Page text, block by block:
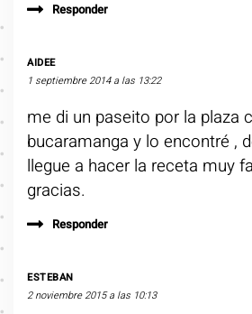
Responder
AIDEE
1 septiembre 2014 a las 13:22
me di un paseito por la plaza
bucaramanga y lo encontré ,
llegue a hacer la receta muy
gracias.
Responder
ESTEBAN
2 noviembre 2015 a las 10:13